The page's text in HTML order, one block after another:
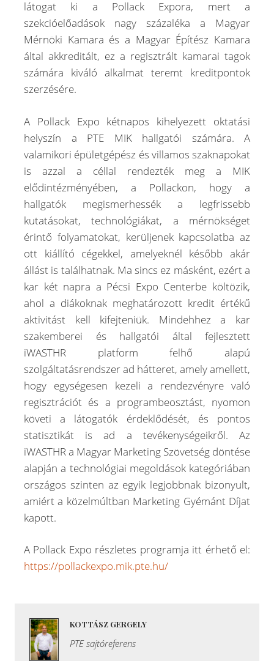
látogat ki a Pollack Expora, mert a
szekcióelőadások nagy százaléka a Magyar
Mérnöki Kamara és a Magyar Építész Kamara
által akkreditált, ez a regisztrált kamarai tagok
számára kiváló alkalmat teremt kreditpontok
szerzésére.
A Pollack Expo kétnapos kihelyezett oktatási
helyszín a PTE MIK hallgatói számára. A
valamikori épületgépész és villamos szaknapokat
is azzal a céllal rendezték meg a MIK
elődintézményében, a Pollackon, hogy a
hallgatók megismerhessék a legfrissebb
kutatásokat, technológiákat, a mérnökséget
érintő folyamatokat, kerüljenek kapcsolatba az
ott kiállító cégekkel, amelyeknél később akár
állást is találhatnak. Ma sincs ez másként, ezért a
kar két napra a Pécsi Expo Centerbe költözik,
ahol a diákoknak meghatározott kredit értékű
aktivitást kell kifejteniük. Mindehhez a kar
szakemberei és hallgatói által fejlesztett
iWASTHR platform felhő alapú
szolgáltatásrendszer ad hátteret, amely amellett,
hogy egységesen kezeli a rendezvényre való
regisztrációt és a programbeosztást, nyomon
követi a látogatók érdeklődését, és pontos
statisztikát is ad a tevékenységeikről. Az
iWASTHR a Magyar Marketing Szövetség döntése
alapján a technológiai megoldások kategóriában
országos szinten az egyik legjobbnak bizonyult,
amiért a közelmúltban Marketing Gyémánt Díjat
kapott.
A Pollack Expo részletes programja itt érhető el:
https://pollackexpo.mik.pte.hu/
KOTTÁSZ GERGELY
PTE sajtóreferens